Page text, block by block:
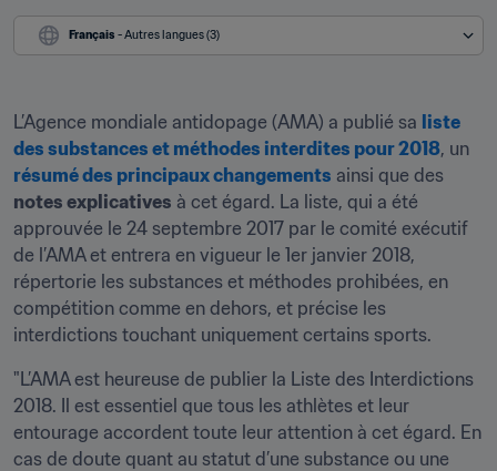
Français - Autres langues (3)
L’Agence mondiale antidopage (AMA) a publié sa liste
des substances et méthodes interdites pour 2018
résumé des principaux changements
notes explicatives à cet égard. La liste, qui a été
approuvée le 24 septembre 2017 par le comité exécutif
de l’AMA et entrera en vigueur le 1er janvier 2018,
répertorie les substances et méthodes prohibées, en
compétition comme en dehors, et précise les
interdictions touchant uniquement certains sports.
"L’AMA est heureuse de publier la Liste des Interdictions
2018. Il est essentiel que tous les athlètes et leur
entourage accordent toute leur attention à cet égard. En
cas de doute quant au statut d’une substance ou une